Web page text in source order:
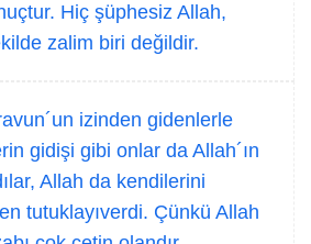
Hiç şüphesiz Allah,
zalim biri değildir.
izinden gidenlerle
gidişi gibi onlar da Allah´ın
Allah da kendilerini
tutuklayıverdi. Çünkü Allah